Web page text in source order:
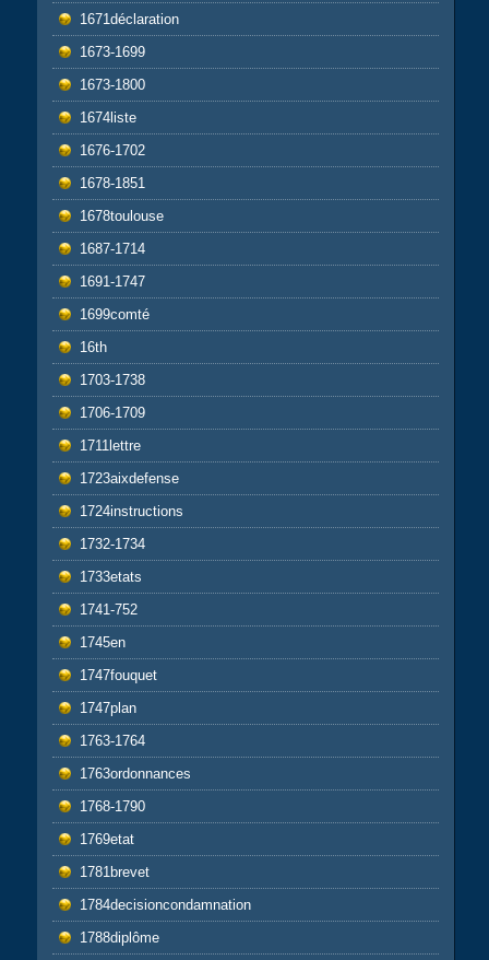
1671déclaration
1673-1699
1673-1800
1674liste
1676-1702
1678-1851
1678toulouse
1687-1714
1691-1747
1699comté
16th
1703-1738
1706-1709
1711lettre
1723aixdefense
1724instructions
1732-1734
1733etats
1741-752
1745en
1747fouquet
1747plan
1763-1764
1763ordonnances
1768-1790
1769etat
1781brevet
1784decisioncondamnation
1788diplôme